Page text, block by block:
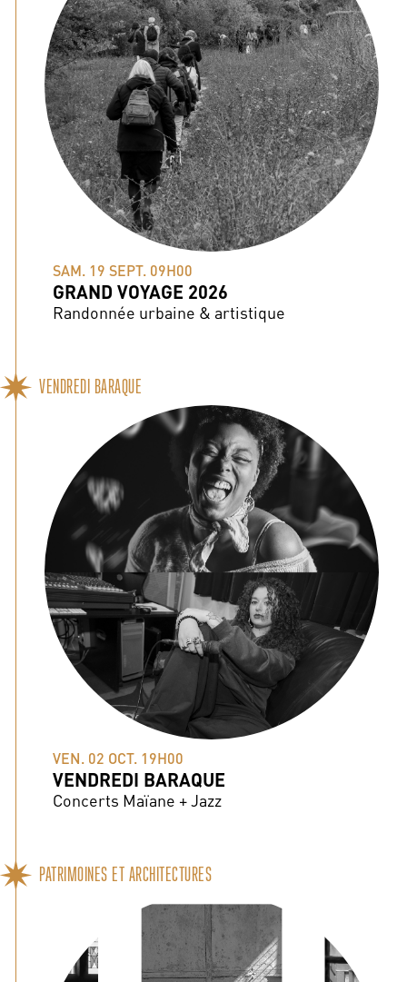
SAM. 19 SEPT. 09H00
GRAND VOYAGE 2026
Randonnée urbaine & artistique
VENDREDI BARAQUE
VEN. 02 OCT. 19H00
VENDREDI BARAQUE
Concerts Maïane + Jazz
PATRIMOINES ET ARCHITECTURES